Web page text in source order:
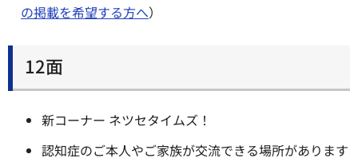
の掲載を希望する方へ）
12面
新コーナー ネツセタイムズ！
認知症のご本人やご家族が交流できる場所があります